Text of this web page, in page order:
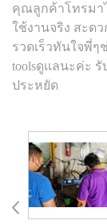
คุณลูกค้าโทรมา
ใช้งานจริง สะด
รวดเร็วทันใจพี่ๆ
toolsดูแลนะค่ะ
ประหยัด